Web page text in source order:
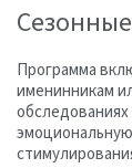
Программа
именинникам